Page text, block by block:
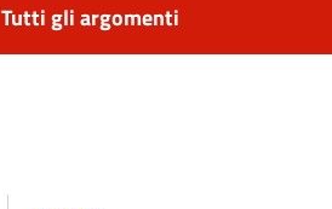
Tutti gli argomenti